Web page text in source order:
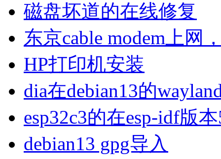
磁盘坏道的在线修复
东京cable modem上网
HP打印机安装
dia在debian13的
esp32c3的在esp-idf版
debian13 gpg导入